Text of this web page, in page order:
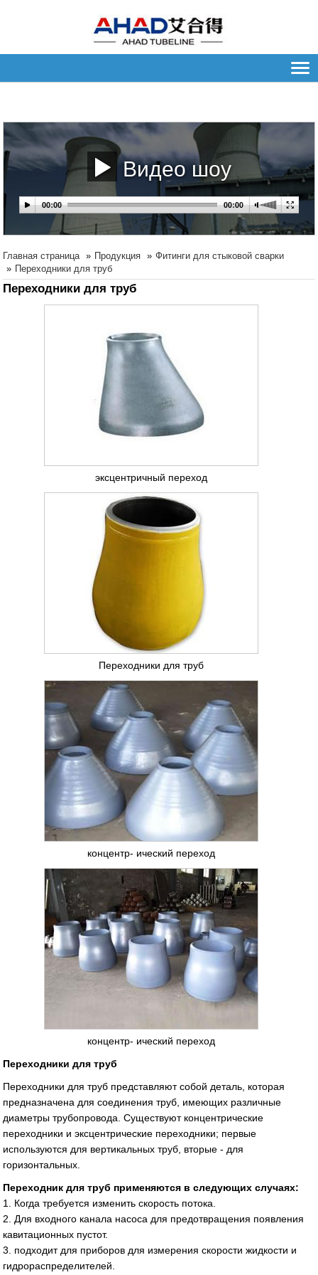
Видео шоу
Главная страница Продукция
Фитинги для стыковой сварки
Переходники для труб
Переходники для труб
эксцентричный переход
Переходники для труб
концентр- ический переход
концентр- ический переход
Переходники для труб
Переходники для труб представляют собой деталь, которая
предназначена для соединения труб, имеющих различные
диаметры трубопровода. Существуют концентрические
переходники и эксцентрические переходники; первые
используются для вертикальных труб, вторые - для
горизонтальных.
Переходник для труб применяются в следующих случаях:
1. Когда требуется изменить скорость потока.
2. Для входного канала насоса для предотвращения появления
кавитационных пустот.
3. подходит для приборов для измерения скорости жидкости и
гидрораспределителей.